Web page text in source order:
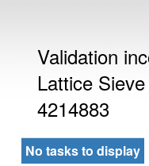
Validation
Lattice
4214883
No tasks to display